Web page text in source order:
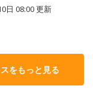
日 08:00更新
をもっと見る